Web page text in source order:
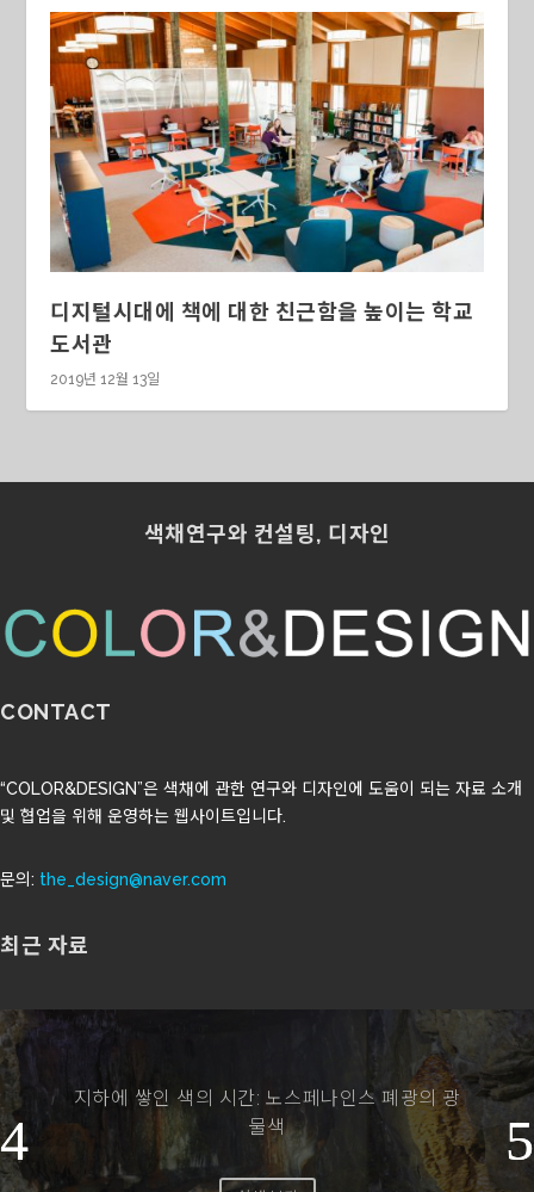
디지털시대에 책에 대한 친근함을 높이는 학교
도서관
2019년 12월 13일
색채연구와 컨설팅, 디자인
CONTACT
“COLOR&DESIGN”은 색채에 관한 연구와 디자인에 도움이 되는 자료 소개
및 협업을 위해 운영하는 웹사이트입니다.
문의: the_design@naver.com
최근 자료
도시의 밤빛은 계절의 색을 바꾼다